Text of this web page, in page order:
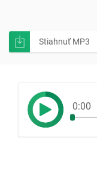
Stiahnuť MP3
0:00